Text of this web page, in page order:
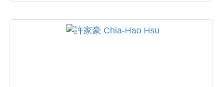
專長為肝膽腸胃手術，腹腔微創手術與腸胃道